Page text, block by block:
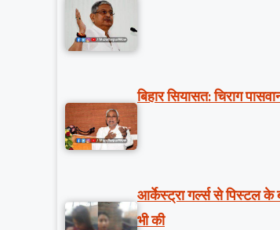
बिहार सियासत: चिराग
आर्केस्ट्रा गर्ल्स से पिस्टल
भी की